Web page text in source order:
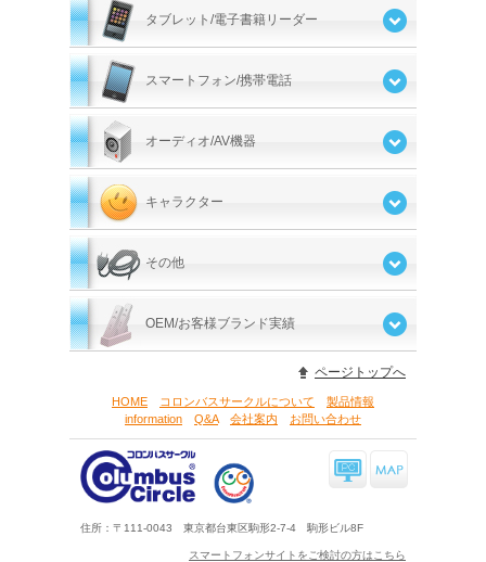
タブレット/電子書籍リーダー
スマートフォン/携帯電話
オーディオ/AV機器
キャラクター
その他
OEM/お客様ブランド実績
ページトップへ
HOME コロンバスサークルについて
製品情報
information
Q&A 会社案内 お問い合わせ
住所：〒111-0043 東京都台東区駒形2-7-4 駒形ビル8F
スマートフォンサイトをご検討の方はこちら